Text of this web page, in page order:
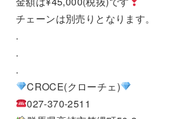
チェーンは別売りとなります。
.
.
.
CROCE(クローチェ)
027-370-2511